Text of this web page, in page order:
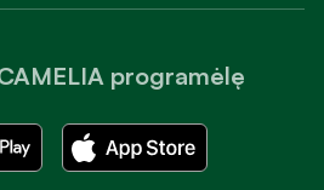
programėlę